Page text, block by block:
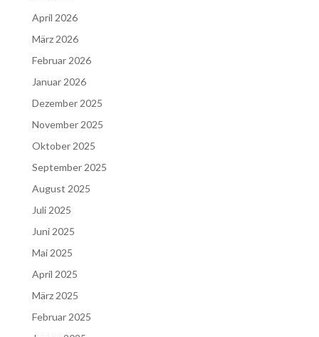
April 2026
März 2026
Februar 2026
Januar 2026
Dezember 2025
November 2025
Oktober 2025
September 2025
August 2025
Juli 2025
Juni 2025
Mai 2025
April 2025
März 2025
Februar 2025